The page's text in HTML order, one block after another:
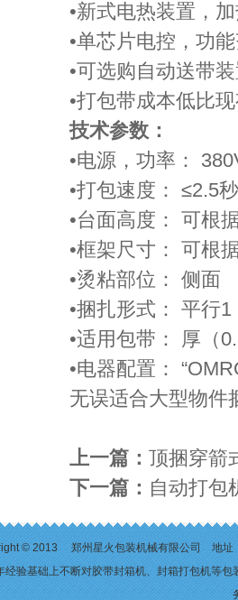
•新式电热装置，
•单芯片电控，功
•可选购自动送带
•打包带成本低比
技术参数：
•电源，功率：
•打包速度： ≤2.5
•台面高度： 可根
•框架尺寸： 可根
•烫粘部位： 侧面
•捆扎形式： 平行
•适用包带： 厚（
•电器配置：
无误适合大型物件
上一篇： 顶捆穿箭
下一篇： 自动打包
© 2013 郑州星火包装机械有限公司 地址
经验基础上不断对胶带封箱机、 封箱打包机等包